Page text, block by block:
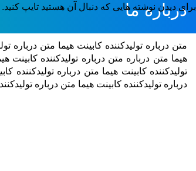
درباره ما
متن درباره تولیدکننده کابینت هیما متن درباره
هیما متن درباره متن درباره تولیدکننده کابینت
تولیدکننده کابینت هیما متن درباره تولیدکننده
درباره تولیدکننده کابینت هیما متن درباره
برای دیدن نوشته هایی که دنبال آن هستید تایپ کنید.